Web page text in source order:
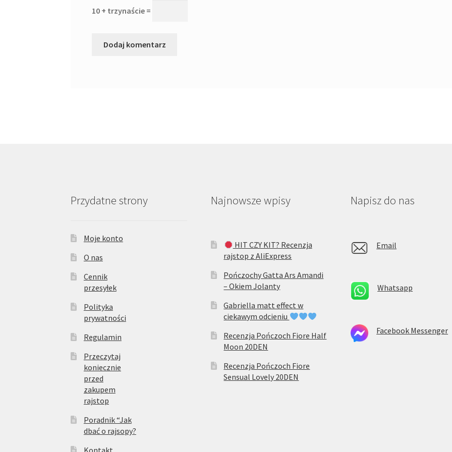
10 + trzynaście =
Przydatne strony
Moje konto
O nas
Cennik
przesyłek
Polityka
prywatności
Regulamin
Przeczytaj
koniecznie
przed
zakupem
rajstop
Poradnik “Jak
dbać o rajsopy?
Kontakt
Najnowsze wpisy
HIT CZY KIT? Recenzja
rajstop z AliExpress
Pończochy Gatta Ars Amandi
– Okiem Jolanty
Gabriella matt effect w
ciekawym odcieniu
Recenzja Pończoch Fiore Half
Moon 20DEN
Recenzja Pończoch Fiore
Sensual Lovely 20DEN
Napisz do nas
Email
Whatsapp
Facebook Messenger